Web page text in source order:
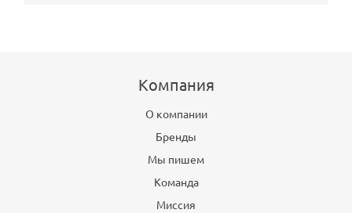
Компания
О компании
Бренды
Мы пишем
Команда
Миссия